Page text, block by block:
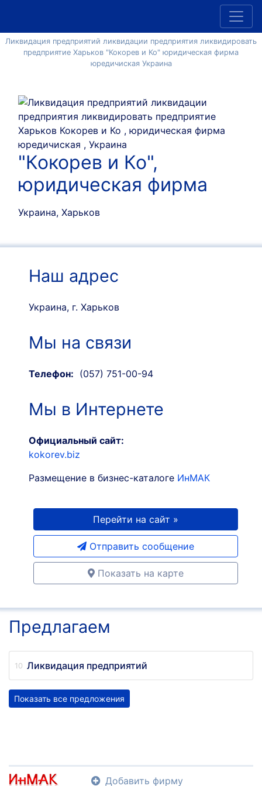
Ликвидация предприятий ликвидации предприятия ликвидировать
предприятие Харьков "Кокорев и Ко" юридическая фирма
юредичиская Украина
"Кокорев и Ко",
юридическая фирма
Украина, Харьков
Наш адрес
Украина, г. Харьков
Мы на связи
Телефон: (057) 751-00-94
Мы в Интернете
Официальный сайт:
kokorev.biz
Размещение в бизнес-каталоге ИнМАК
Перейти на сайт »
Отправить сообщение
Показать на карте
Предлагаем
Ликвидация предприятий
Показать все предложения
Добавить фирму